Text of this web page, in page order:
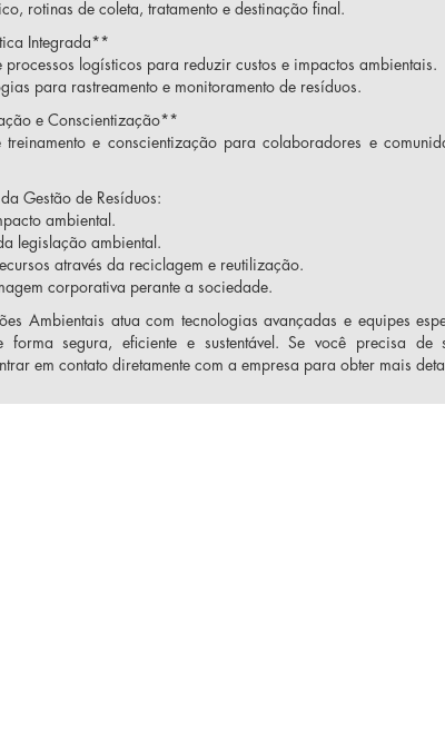
rotinas de coleta, tratamento e destinação final.
Integrada**
logísticos para reduzir custos e impactos ambientais.
para rastreamento e monitoramento de resíduos.
e Conscientização**
treinamento e conscientização para colaboradores e
Gestão de Resíduos:
ambiental.
legislação ambiental.
através da reciclagem e reutilização.
corporativa perante a sociedade.
Ambientais atua com tecnologias avançadas e equipes
forma segura, eficiente e sustentável. Se você precisa de
em contato diretamente com a empresa para obter mais